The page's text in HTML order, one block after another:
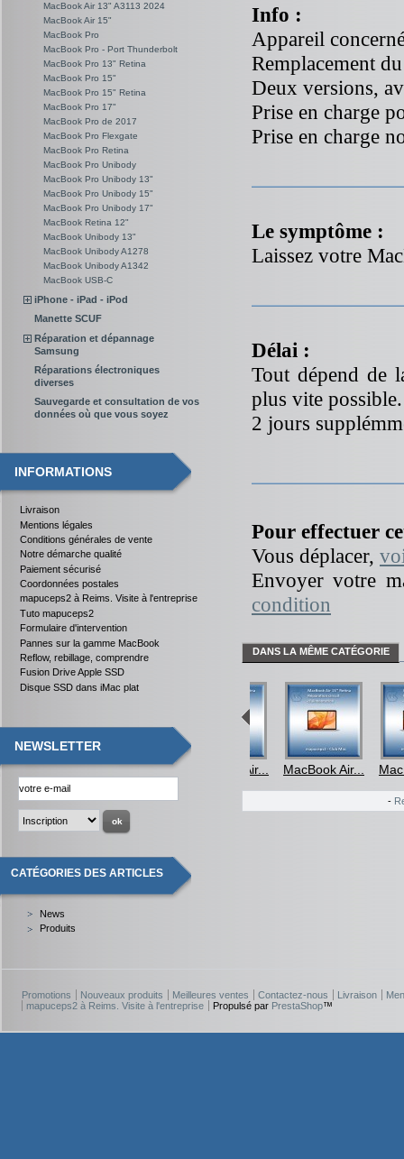
MacBook Air 13" A3113 2024
MacBook Air 15"
MacBook Pro
MacBook Pro - Port Thunderbolt
MacBook Pro 13" Retina
MacBook Pro 15"
MacBook Pro 15" Retina
MacBook Pro 17"
MacBook Pro de 2017
MacBook Pro Flexgate
MacBook Pro Retina
MacBook Pro Unibody
MacBook Pro Unibody 13"
MacBook Pro Unibody 15"
MacBook Pro Unibody 17"
MacBook Retina 12"
MacBook Unibody 13"
MacBook Unibody A1278
MacBook Unibody A1342
MacBook USB-C
iPhone - iPad - iPod
Manette SCUF
Réparation et dépannage
Samsung
Réparations électroniques
diverses
Sauvegarde et consultation de vos
données où que vous soyez
INFORMATIONS
Livraison
Mentions légales
Conditions générales de vente
Notre démarche qualité
Paiement sécurisé
Coordonnées postales
mapuceps2 à Reims. Visite à l'entreprise
Tuto mapuceps2
Formulaire d'intervention
Pannes sur la gamme MacBook
Reflow, rebillage, comprendre
Fusion Drive Apple SSD
Disque SSD dans iMac plat
NEWSLETTER
CATÉGORIES DES ARTICLES
News
Produits
Info :
Appareil
Remplacement
Deux versions,
Prise en charge
Prise en charge
Le symptôme :
Laissez votre
Délai :
Tout dépend de
plus vite possible.
2 jours
Pour effectuer
Vous déplacer,
Envoyer votre
condition
DANS LA MÊME CATÉGORIE
MacBook Air... MacBook Air...
-
Promotions Nouveaux produits Meilleures ventes Contactez-nous Livraison
mapuceps2 à Reims. Visite à l'entreprise
Propulsé par PrestaShop™